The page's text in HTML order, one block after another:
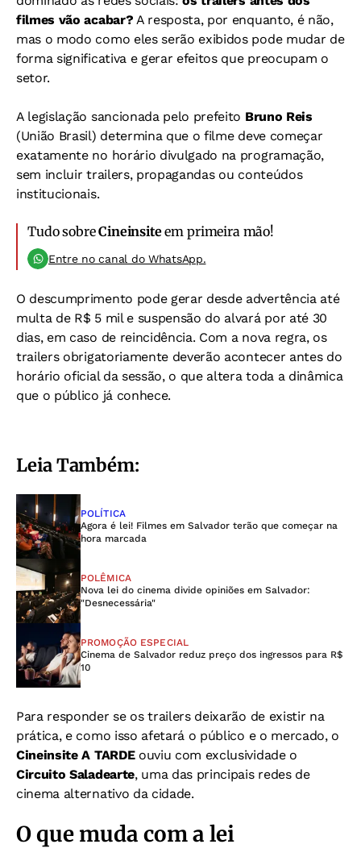
filmes vão acabar? A resposta, por enquanto, é não,
mas o modo como eles serão exibidos pode mudar de
forma significativa e gerar efeitos que preocupam o
setor.
A legislação sancionada pelo prefeito Bruno Reis
(União Brasil) determina que o filme deve começar
exatamente no horário divulgado na programação,
sem incluir trailers, propagandas ou conteúdos
institucionais.
Tudo sobreCineinsiteem primeira mão!
Entre no canal do WhatsApp.
O descumprimento pode gerar desde advertência até
multa de R$ 5 mil e suspensão do alvará por até 30
dias, em caso de reincidência. Com a nova regra, os
trailers obrigatoriamente deverão acontecer antes do
horário oficial da sessão, o que altera toda a dinâmica
que o público já conhece.
Leia Também:
POLÍTICA
Agora é lei! Filmes em Salvador terão que começar na
hora marcada
POLÊMICA
Nova lei do cinema divide opiniões em Salvador:
"Desnecessária"
PROMOÇÃO ESPECIAL
Cinema de Salvador reduz preço dos ingressos para R$
10
Para responder se os trailers deixarão de existir na
prática, e como isso afetará o público e o mercado, o
Cineinsite A TARDEouviu com exclusividade o
Circuito Saladearte, uma das principais redes de
cinema alternativo da cidade.
O que muda com a lei